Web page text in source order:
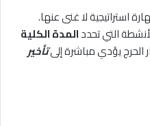
استراتيجية لا غنى عنها.
التي تحددالمدة الكلية
الحرج يؤدي مباشرة إلىتأخير